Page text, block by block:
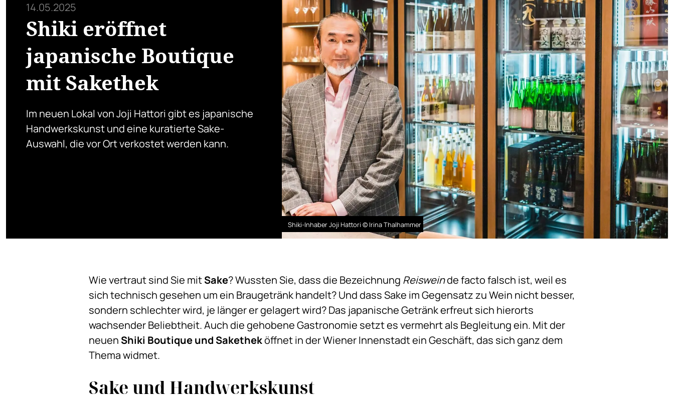
14.05.2025
Shiki eröffnet
japanische Boutique
mit Sakethek
Im neuen Lokal von Joji Hattori gibt es japanische
Handwerkskunst und eine kuratierte Sake-
Auswahl, die vor Ort verkostet werden kann.
Shiki-Inhaber Joji Hattori © Irina Thalhammer
Wie vertraut sind Sie mitSake? Wussten Sie, dass die Bezeichnung Reisweinde facto falsch ist, weil es
sich technisch gesehen um ein Braugetränk handelt? Und dass Sake im Gegensatz zu Wein nicht besser,
sondern schlechter wird, je länger er gelagert wird? Das japanische Getränk erfreut sich hierorts
wachsender Beliebtheit. Auch die gehobene Gastronomie setzt es vermehrt als Begleitung ein. Mit der
neuen Shiki Boutique und Saketheköffnet in der Wiener Innenstadt ein Geschäft, das sich ganz dem
Thema widmet.
Sake und Handwerkskunst